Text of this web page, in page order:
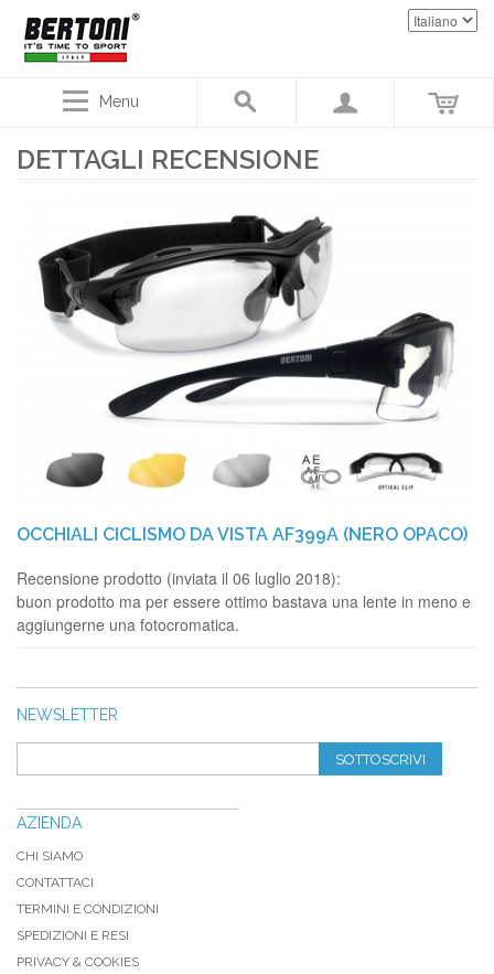
Menu
DETTAGLI RECENSIONE
OCCHIALI CICLISMO DA VISTA AF399A (NERO OPACO)
Recensione prodotto (inviata il 06 luglio 2018):
buon prodotto ma per essere ottimo bastava una lente in meno e
aggiungerne una fotocromatica.
NEWSLETTER
SOTTOSCRIVI
AZIENDA
CHI SIAMO
CONTATTACI
TERMINI E CONDIZIONI
SPEDIZIONI E RESI
PRIVACY & COOKIES